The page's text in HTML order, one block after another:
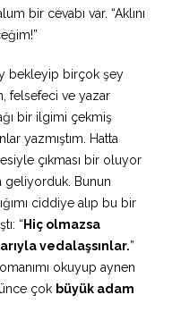
bir cevabı var. “Aklını
bekleyip birçok şey
felsefeci ve yazar
bir ilgimi çekmiş
yazmıştım. Hatta
çıkması bir oluyor
geliyorduk. Bunun
ciddiye alıp bu bir
“ Hiç olmazsa
vedalaşsınlar.”
okuyup aynen
çok büyük adam